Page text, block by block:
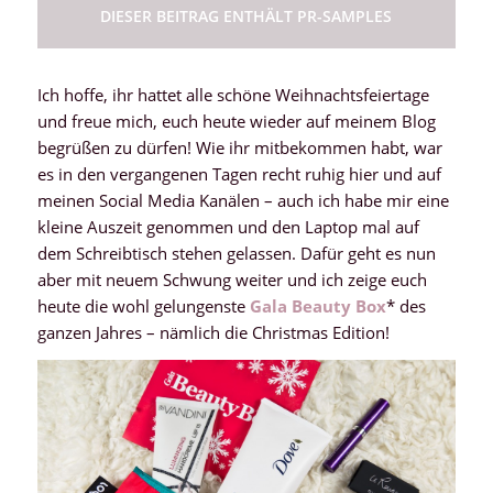
DIESER BEITRAG ENTHÄLT PR-SAMPLES
Ich hoffe, ihr hattet alle schöne Weihnachtsfeiertage
und freue mich, euch heute wieder auf meinem Blog
begrüßen zu dürfen! Wie ihr mitbekommen habt, war
es in den vergangenen Tagen recht ruhig hier und auf
meinen Social Media Kanälen – auch ich habe mir eine
kleine Auszeit genommen und den Laptop mal auf
dem Schreibtisch stehen gelassen. Dafür geht es nun
aber mit neuem Schwung weiter und ich zeige euch
heute die wohl gelungenste Gala Beauty Box* des
ganzen Jahres – nämlich die Christmas Edition!